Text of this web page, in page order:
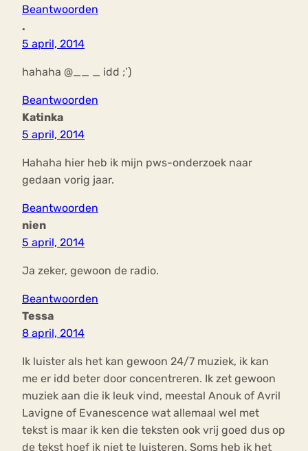
Beantwoorden
.
5 april, 2014
hahaha @__ _ idd ;’)
Beantwoorden
Katinka
5 april, 2014
Hahaha hier heb ik mijn pws-onderzoek naar
gedaan vorig jaar.
Beantwoorden
nien
5 april, 2014
Ja zeker, gewoon de radio.
Beantwoorden
Tessa
8 april, 2014
Ik luister als het kan gewoon 24/7 muziek, ik kan
me er idd beter door concentreren. Ik zet gewoon
muziek aan die ik leuk vind, meestal Anouk of Avril
Lavigne of Evanescence wat allemaal wel met
tekst is maar ik ken die teksten ook vrij goed dus op
de tekst hoef ik niet te luisteren. Soms heb ik het